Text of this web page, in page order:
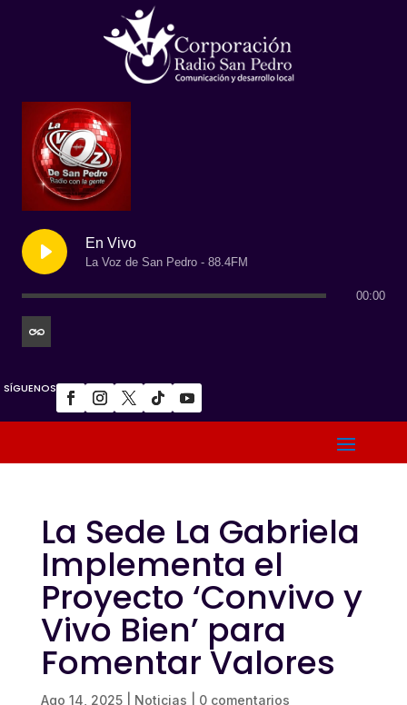
En Vivo
La Voz de San Pedro - 88.4FM
00:00
SÍGUENOS
La Sede La Gabriela
Implementa el
Proyecto ‘Convivo y
Vivo Bien’ para
Fomentar Valores
Ago 14, 2025| Noticias 0 comentarios